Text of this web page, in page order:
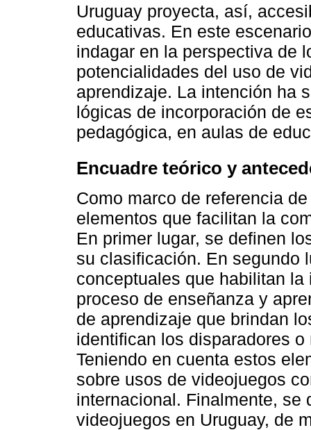
Uruguay proyecta, así,
educativas. En este
indagar en la perspectiva de
potencialidades del uso de
aprendizaje. La intención ha
lógicas de incorporación de
pedagógica, en aulas de
Encuadre teórico y
Como marco de referencia
elementos que facilitan la
En primer lugar, se definen
su clasificación. En segundo
conceptuales que habilitan
proceso de enseñanza y
de aprendizaje que brindan
identifican los disparadores
Teniendo en cuenta estos
sobre usos de videojuegos
internacional. Finalmente, se
videojuegos en Uruguay, de